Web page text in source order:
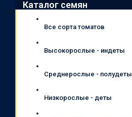
Каталог семян
Все сорта томатов
Высокорослые - индеты
Среднерослые - полудеты
Низкорослые - деты